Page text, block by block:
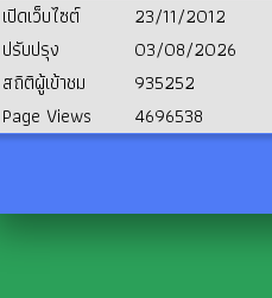
เปิดเว็บไซต์
23/11/2012
ปรับปรุง
03/08/2026
สถิติผู้เข้าชม
935252
Page Views
4696538